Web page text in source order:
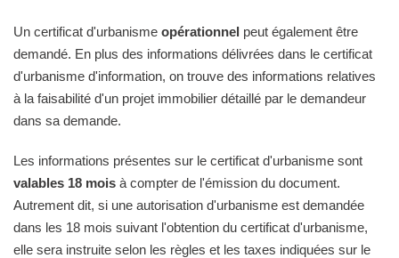
Un certificat d'urbanisme opérationnel peut également être
demandé. En plus des informations délivrées dans le certificat
d'urbanisme d'information, on trouve des informations relatives
à la faisabilité d'un projet immobilier détaillé par le demandeur
dans sa demande.
Les informations présentes sur le certificat d'urbanisme sont
valables 18 mois à compter de l'émission du document.
Autrement dit, si une autorisation d'urbanisme est demandée
dans les 18 mois suivant l'obtention du certificat d'urbanisme,
elle sera instruite selon les règles et les taxes indiquées sur le